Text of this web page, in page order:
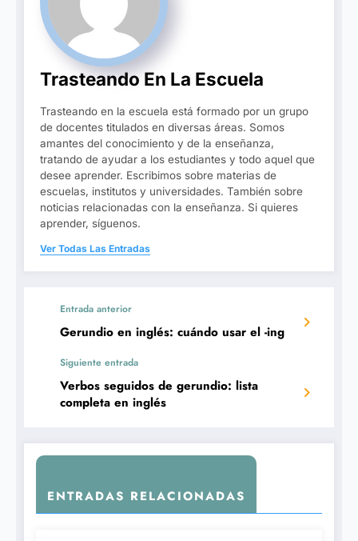
Trasteando En La Escuela
Trasteando en la escuela está formado por un grupo
de docentes titulados en diversas áreas. Somos
amantes del conocimiento y de la enseñanza,
tratando de ayudar a los estudiantes y todo aquel que
desee aprender. Escribimos sobre materias de
escuelas, institutos y universidades. También sobre
noticias relacionadas con la enseñanza. Si quieres
aprender, síguenos.
Ver Todas Las Entradas
Entrada anterior
Gerundio en inglés: cuándo usar el -ing
Siguiente entrada
Verbos seguidos de gerundio: lista
completa en inglés
ENTRADAS RELACIONADAS